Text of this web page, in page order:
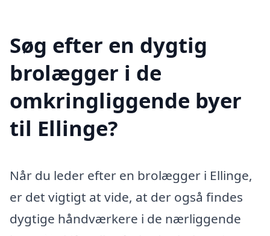
Søg efter en dygtig
brolægger i de
omkringliggende byer
til Ellinge?
Når du leder efter en brolægger i Ellinge,
er det vigtigt at vide, at der også findes
dygtige håndværkere i de nærliggende